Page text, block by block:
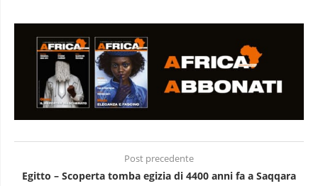
Post precedente
Egitto – Scoperta tomba egizia di 4400 anni fa a Saqqara